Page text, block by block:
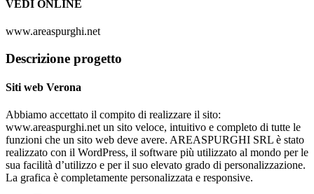
VEDI ONLINE
www.areaspurghi.net
Descrizione progetto
Siti web Verona
Abbiamo accettato il compito di realizzare il sito:
www.areaspurghi.net un sito veloce, intuitivo e completo di tutte le
funzioni che un sito web deve avere. AREASPURGHI SRL è stato
realizzato con il WordPress, il software più utilizzato al mondo per le
sua facilità d’utilizzo e per il suo elevato grado di personalizzazione.
La grafica è completamente personalizzata e responsive.